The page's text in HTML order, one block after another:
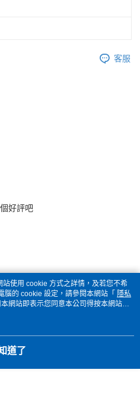
客服
好評吧
使用 cookie 方式之詳情，及若您不希
腦的 cookie 設定，請參閱本網站「 隱私
網站即表示您同意本公司得按本網站使
道了